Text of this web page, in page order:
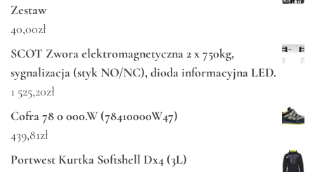
Zestaw
40,00zł
SCOT Zwora elektromagnetyczna 2 x 750kg,
sygnalizacja (styk NO/NC), dioda informacyjna LED.
1 525,20zł
Cofra 78 0 000.W (78410000W47)
439,81zł
Portwest Kurtka Softshell Dx4 (3L)